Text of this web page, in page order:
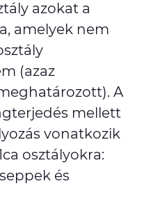
azokat a
amelyek nem
(azaz
A
mellett
vonatkozik
osztályokra:
és